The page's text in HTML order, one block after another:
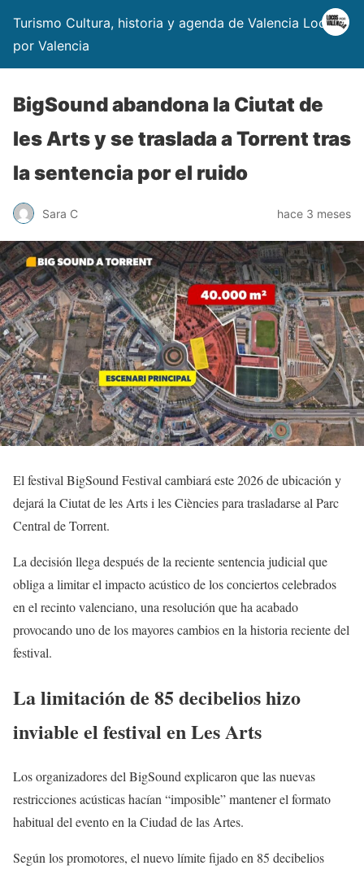
Turismo Cultura, historia y agenda de Valencia Locos
por Valencia
BigSound abandona la Ciutat de
les Arts y se traslada a Torrent tras
la sentencia por el ruido
Sara C hace 3 meses
El festival BigSound Festival cambiará este 2026 de ubicación y
dejará la Ciutat de les Arts i les Ciències para trasladarse al Parc
Central de Torrent.
La decisión llega después de la reciente sentencia judicial que
obliga a limitar el impacto acústico de los conciertos celebrados
en el recinto valenciano, una resolución que ha acabado
provocando uno de los mayores cambios en la historia reciente del
festival.
La limitación de 85 decibelios hizo
inviable el festival en Les Arts
Los organizadores del BigSound explicaron que las nuevas
restricciones acústicas hacían “imposible” mantener el formato
habitual del evento en la Ciudad de las Artes.
Según los promotores, el nuevo límite fijado en 85 decibelios